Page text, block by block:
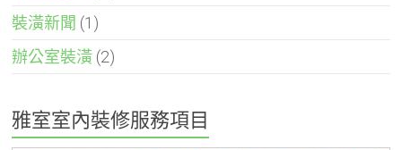
裝潢新聞 (1)
辦公室裝潢 (2)
雅室室內裝修服務項目